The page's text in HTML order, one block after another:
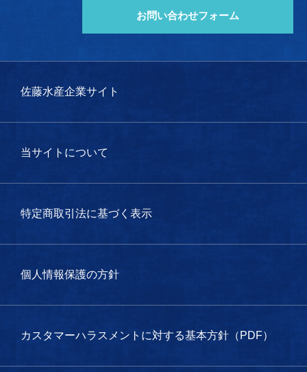
お問い合わせフォーム
佐藤水産企業サイト
当サイトについて
特定商取引法に基づく表示
個人情報保護の方針
カスタマーハラスメントに対する基本方針（PDF）